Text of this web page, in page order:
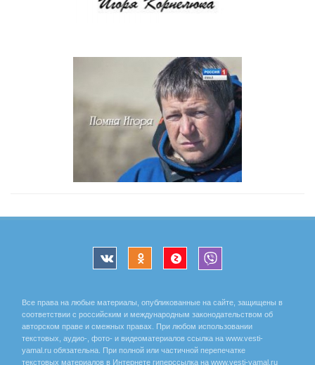
Все права на любые материалы, опубликованные на сайте, защищены в
соответствии с российским и международным законодательством об
авторском праве и смежных правах. При любом использовании
текстовых, аудио-, фото- и видеоматериалов ссылка на www.vesti-
yamal.ru обязательна. При полной или частичной перепечатке
текстовых материалов в Интернете гиперссылка на www.vesti-yamal.ru